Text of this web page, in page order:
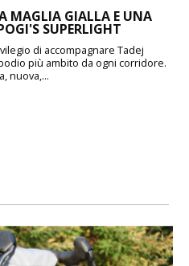
MAGLIA GIALLA E UNA
SUPERLIGHT
di accompagnare Tadej
più ambito da ogni corridore.
nuova,...